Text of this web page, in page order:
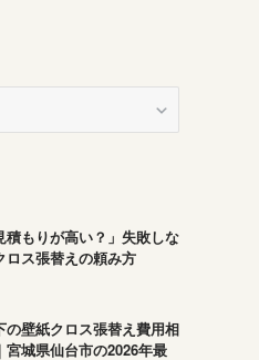
積もりが高い？」失敗しな
ロス張替えの頼み方
の壁紙クロス張替え費用相
宮城県仙台市の2026年最